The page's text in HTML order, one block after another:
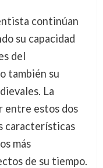
continúan
su capacidad
del
también su
La
entre estos dos
características
más
de su tiempo.